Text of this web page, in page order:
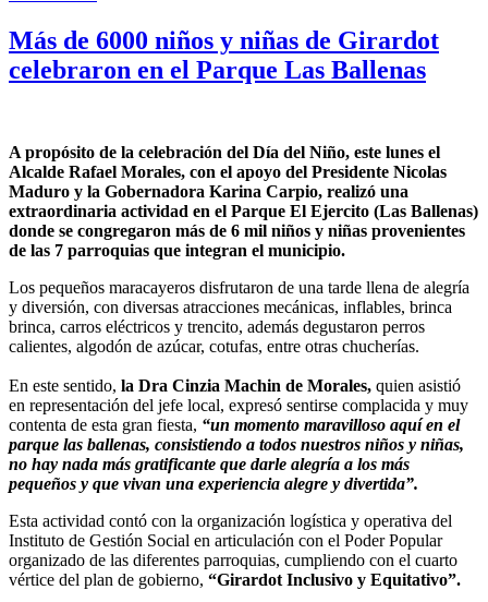
Más de 6000 niños y niñas de Girardot
celebraron en el Parque Las Ballenas
A propósito de la celebración del Día del Niño, este lunes el
Alcalde Rafael Morales, con el apoyo del Presidente Nicolas
Maduro y la Gobernadora Karina Carpio, realizó una
extraordinaria actividad en el Parque El Ejercito (Las Ballenas)
donde se congregaron más de 6 mil niños y niñas provenientes
de las 7 parroquias que integran el municipio.
Los pequeños maracayeros disfrutaron de una tarde llena de alegría
y diversión, con diversas atracciones mecánicas, inflables, brinca
brinca, carros eléctricos y trencito, además degustaron perros
calientes, algodón de azúcar, cotufas, entre otras chucherías.
En este sentido, la Dra Cinzia Machin de Morales, quien asistió
en representación del jefe local, expresó sentirse complacida y muy
contenta de esta gran fiesta, “un momento maravilloso aquí en el
parque las ballenas, consistiendo a todos nuestros niños y niñas,
no hay nada más gratificante que darle alegría a los más
pequeños y que vivan una experiencia alegre y divertida”.
Esta actividad contó con la organización logística y operativa del
Instituto de Gestión Social en articulación con el Poder Popular
organizado de las diferentes parroquias, cumpliendo con el cuarto
vértice del plan de gobierno, “Girardot Inclusivo y Equitativo”.